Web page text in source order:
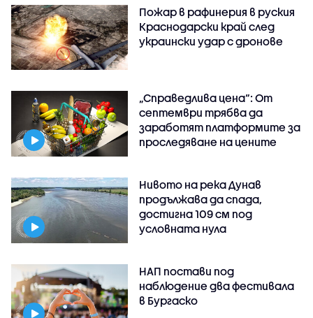
Пожар в рафинерия в руския
Краснодарски край след
украински удар с дронове
„Справедлива цена“: От
септември трябва да
заработят платформите за
проследяване на цените
Нивото на река Дунав
продължава да спада,
достигна 109 см под
условната нула
НАП постави под
наблюдение два фестивала
в Бургаско